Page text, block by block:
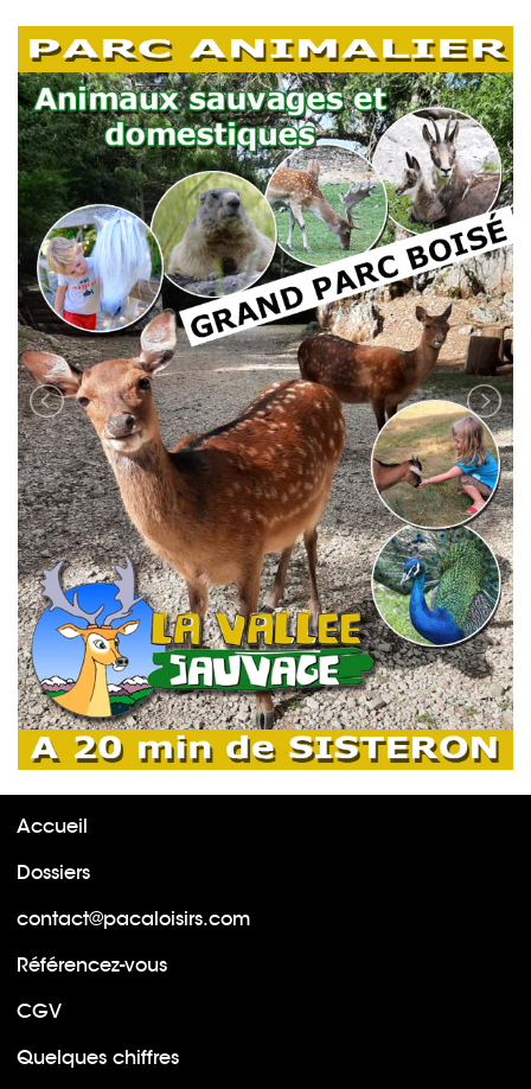
Accueil
Dossiers
contact@pacaloisirs.com
Référencez-vous
CGV
Quelques chiffres